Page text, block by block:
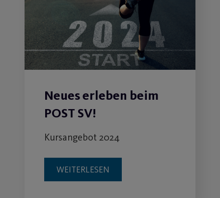
Neues erleben beim
POST SV!
Kursangebot 2024
WEITERLESEN